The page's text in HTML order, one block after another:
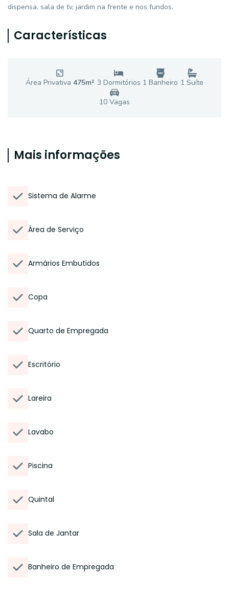
dispensa, sala de tv, jardim na frente e nos fundos.
Características
Área Privativa 475m² 3 Dormitórios 1 Banheiro 1 Suíte
10 Vagas
Mais informações
Sistema de Alarme
Área de Serviço
Armários Embutidos
Copa
Quarto de Empregada
Escritório
Lareira
Lavabo
Piscina
Quintal
Sala de Jantar
Banheiro de Empregada